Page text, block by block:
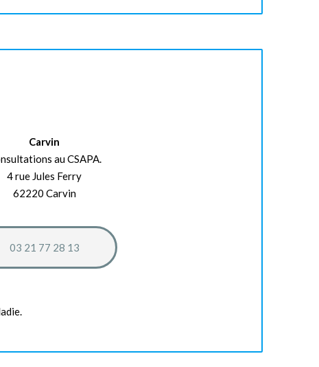
Carvin
au CSAPA.
4 rue Jules Ferry
62220 Carvin
03 21 77 28 13